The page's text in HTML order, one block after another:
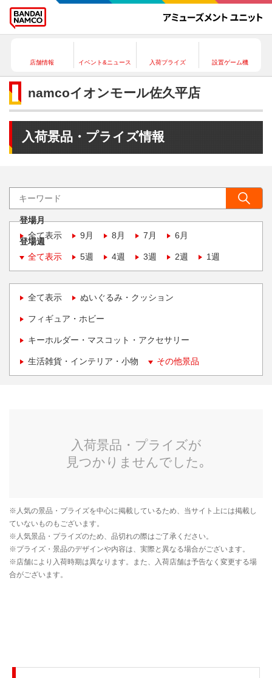
店舗情報 イベント&ニュース 入荷プライズ 設置ゲーム機
namcoイオンモール佐久平店
入荷景品・プライズ情報
登場月
全て表示
9月 8月 7月 6月
登場週
全て表示
5週 4週 3週 2週 1週
全て表示 ぬいぐるみ・クッション
フィギュア・ホビー
キーホルダー・マスコット・アクセサリー
生活雑貨・インテリア・小物 その他景品